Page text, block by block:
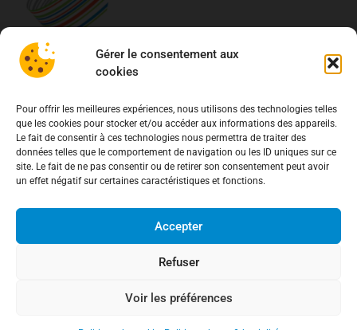
Gérer le consentement aux
cookies
Pour offrir les meilleures expériences, nous utilisons des technologies telles
que les cookies pour stocker et/ou accéder aux informations des appareils.
Le fait de consentir à ces technologies nous permettra de traiter des
données telles que le comportement de navigation ou les ID uniques sur ce
site. Le fait de ne pas consentir ou de retirer son consentement peut avoir
un effet négatif sur certaines caractéristiques et fonctions.
Accepter
Refuser
Voir les préférences
À propos
Association de Défense des Consommateurs
03.62.02.11.15(gratuit)
contact@adcfrance.fr
3-5 Rue Guerrier de Dumast
54000 Nancy – France
Antennes locales